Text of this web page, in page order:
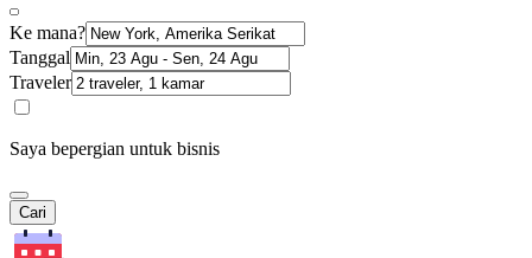
Ke mana?
Tanggal
Traveler
Saya bepergian untuk bisnis
Cari